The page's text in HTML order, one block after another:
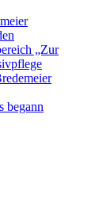
„Zur
begann